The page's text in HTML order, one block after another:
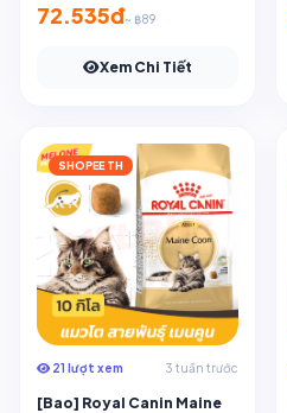
72.535đ~ ฿89
Xem Chi Tiết
SHOPEE TH
21 lượt xem 3 tuần trước
[Bao] Royal Canin Maine